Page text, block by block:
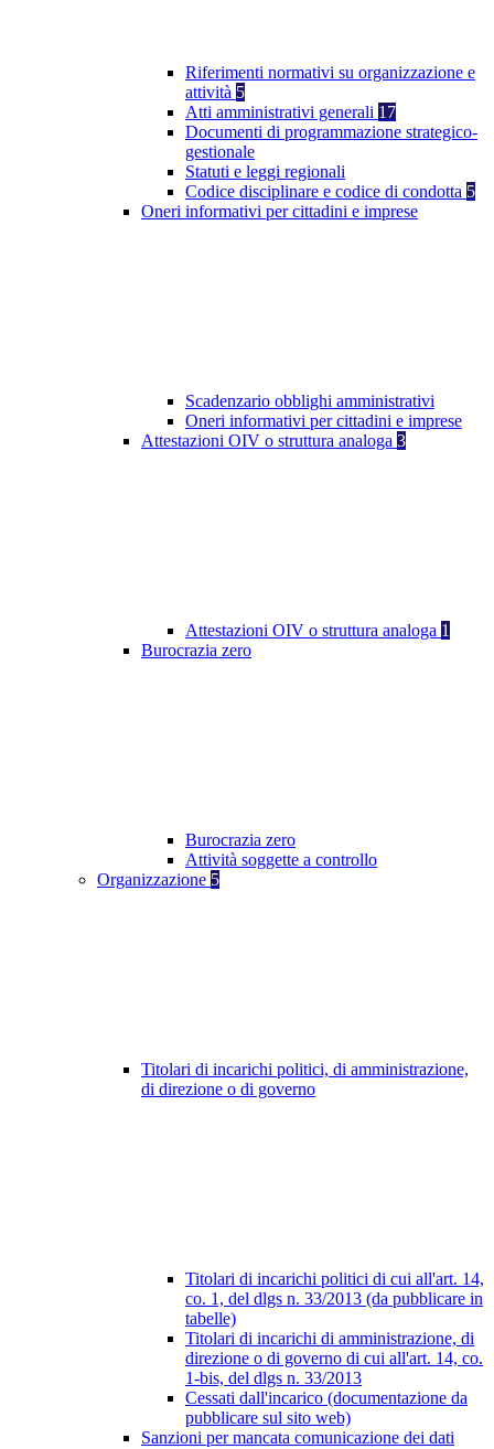
Riferimenti normativi su organizzazione e
attività 5
Atti amministrativi generali 17
Documenti di programmazione strategico-
gestionale
Statuti e leggi regionali
Codice disciplinare e codice di condotta 5
Oneri informativi per cittadini e imprese
Scadenzario obblighi amministrativi
Oneri informativi per cittadini e imprese
Attestazioni OIV o struttura analoga 3
Attestazioni OIV o struttura analoga 1
Burocrazia zero
Burocrazia zero
Attività soggette a controllo
Organizzazione 5
Titolari di incarichi politici, di amministrazione,
di direzione o di governo
Titolari di incarichi politici di cui all'art. 14,
co. 1, del dlgs n. 33/2013 (da pubblicare in
tabelle)
Titolari di incarichi di amministrazione, di
direzione o di governo di cui all'art. 14, co.
1-bis, del dlgs n. 33/2013
Cessati dall'incarico (documentazione da
pubblicare sul sito web)
Sanzioni per mancata comunicazione dei dati